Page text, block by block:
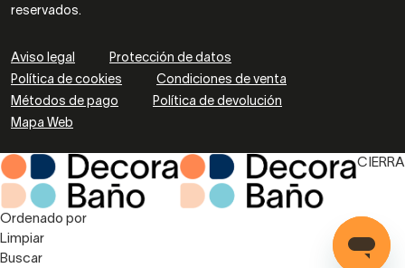
reservados.
Aviso legal
Protección de datos
Política de cookies
Condiciones de venta
Métodos de pago
Política de devolución
Mapa Web
CIERRA
Ordenado por
Limpiar
Buscar